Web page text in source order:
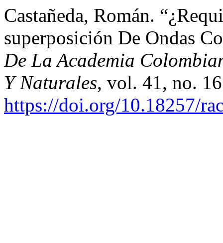
Castañeda, Román.
superposición De Ondas
De La Academia
Y Naturales, vol. 41, no.
https://doi.org/10.18257/